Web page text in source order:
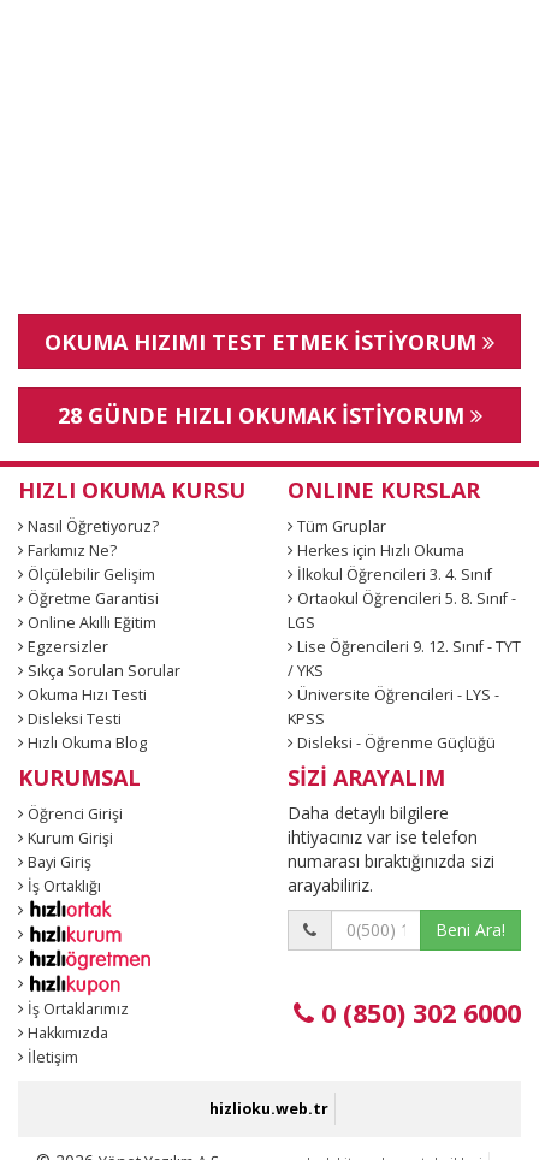
OKUMA HIZIMI TEST ETMEK İSTİYORUM
28 GÜNDE HIZLI OKUMAK İSTİYORUM
HIZLI OKUMA KURSU
Nasıl Öğretiyoruz?
Farkımız Ne?
Ölçülebilir Gelişim
Öğretme Garantisi
Online Akıllı Eğitim
Egzersizler
Sıkça Sorulan Sorular
Okuma Hızı Testi
Disleksi Testi
Hızlı Okuma Blog
ONLINE KURSLAR
Tüm Gruplar
Herkes için Hızlı Okuma
İlkokul Öğrencileri 3. 4. Sınıf
Ortaokul Öğrencileri 5. 8. Sınıf -
LGS
Lise Öğrencileri 9. 12. Sınıf - TYT
/ YKS
Üniversite Öğrencileri - LYS -
KPSS
Disleksi - Öğrenme Güçlüğü
KURUMSAL
Öğrenci Girişi
Kurum Girişi
Bayi Giriş
İş Ortaklığı
İş Ortaklarımız
Hakkımızda
İletişim
SİZİ ARAYALIM
Daha detaylı bilgilere
ihtiyacınız var ise telefon
numarası bıraktığınızda sizi
arayabiliriz.
Beni Ara!
0 (850) 302 6000
hizlioku.web.tr